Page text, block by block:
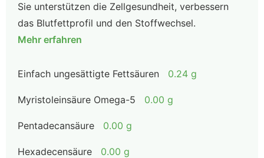
Sie unterstützen die Zellgesundheit, verbessern
das Blutfettprofil und den Stoffwechsel.
Mehr erfahren
Einfach ungesättigte Fettsäuren 0.24 g
Myristoleinsäure Omega-5 0.00 g
Pentadecansäure 0.00 g
Hexadecensäure 0.00 g